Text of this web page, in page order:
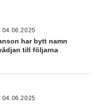
04.06.2025
har bytt namn
till följarna
04.06.2025